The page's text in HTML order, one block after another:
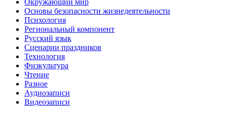
Основы безопасности жизнедеятельности
Психология
Региональный компонент
Русский язык
Сценарии праздников
Технология
Физкультура
Чтение
Разное
Аудиозаписи
Видеозаписи